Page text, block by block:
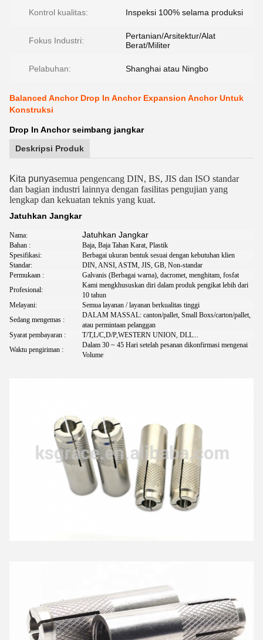
Kontrol kualitas: Inspeksi 100% selama produksi
Fokus Industri:
Pertanian/Arsitektur/Alat
Berat/Militer
Pelabuhan: Shanghai atau Ningbo
Balanced Anchor Drop In Anchor Expansion Anchor Untuk
Konstruksi
Drop In Anchor seimbang jangkar
Deskripsi Produk
Kita punyasemua pengencang DIN, BS, JIS dan ISO standar
dan bagian industri lainnya dengan fasilitas pengujian yang
lengkap dan kekuatan teknis yang kuat.
Jatuhkan Jangkar
Nama: Jatuhkan Jangkar
Bahan :
Baja, Baja Tahan Karat, Plastik
Spesifikasi:
Berbagai ukuran bentuk sesuai dengan kebutuhan klien
Standar:
DIN, ANSI, ASTM, JIS, GB, Non-standar
Permukaan :
Galvanis (Berbagai warna), dacromet, menghitam, fosfat
Profesional:
Kami mengkhususkan diri dalam produk pengikat lebih dari
10 tahun
Melayani:
Semua layanan / layanan berkualitas tinggi
Sedang mengemas :
DALAM MASSAL: canton/pallet, Small Boxs/carton/pallet,
atau permintaan pelanggan
Syarat pembayaran :
T/T,L/C,D/P,WESTERN UNION, DLL...
Waktu pengiriman :
Dalam 30 ~ 45 Hari setelah pesanan dikonfirmasi mengenai
Volume